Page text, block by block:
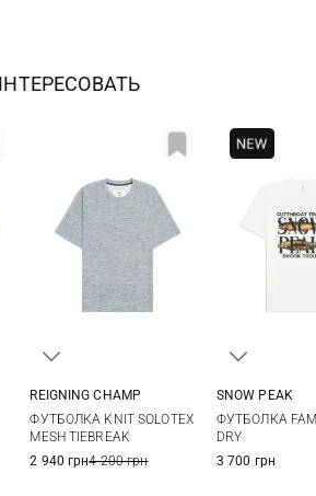
XXL
REIGNING CHAMP
ФУТБОЛКА KNIT SOLOTEX
MESH TIEBREAK
2 940 грн4 200 грн
SNOW PEAK
ФУТБОЛКА
DRY
3 700 грн